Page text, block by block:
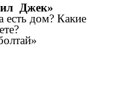
Джек»
дом? Какие